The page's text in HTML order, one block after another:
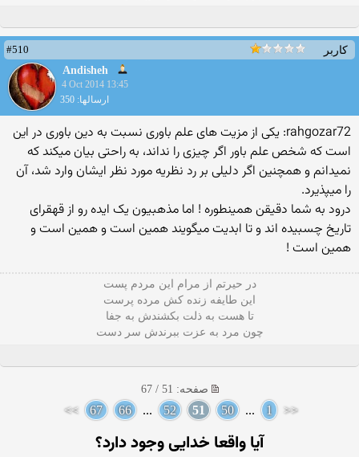
کاربر
#510
Andisheh
4 Oct 2014 13:45
ارسالها: 350
rahgozar72: یکی از مزیت های علم باوری نسبت به دین باوری در این
است که شخص علم باور اگر چیزی را نداند، به راحتی بیان میکند که
نمیدانم و همچنین اگر دلیلی بر رد نظریه مورد نظر ایشان وارد شد، آن
را میپذیرد.
درود به شما دقیقن همینطوره ! اما مذهبیون یک ایده رو از قهقرای
تاریخ چسبیده اند و تا ابدیت میگویند همین است و همین است و
همین است !
در حیرتم از مرام این مردم پست
این طایفه زنده کش مرده پرست
تا هست به ذلت بکشندش به جفا
چون مرد به عزت ببرندش سر دست
صفحه: 51 / 67
<<
1
...
50
51
52
...
66
67
>>
آيا واقعا خدايى وجود دارد؟